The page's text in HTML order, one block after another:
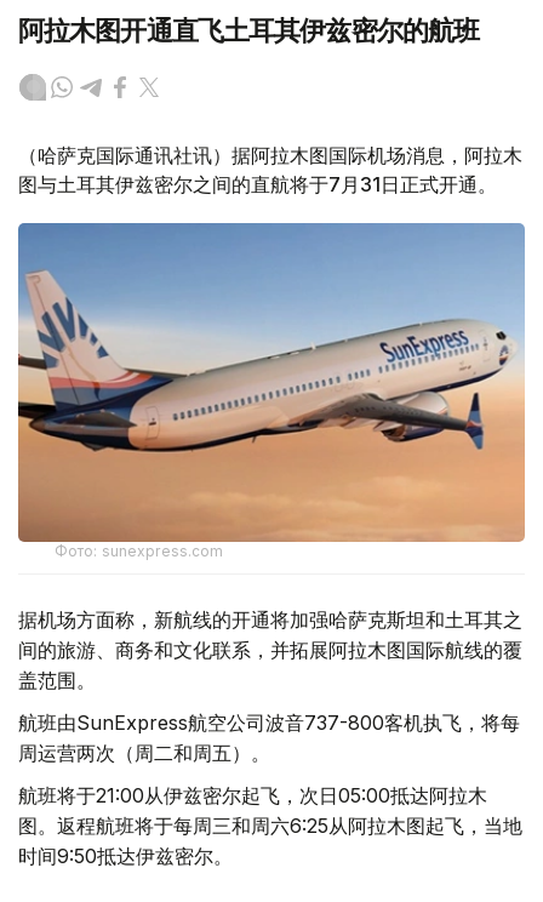
阿拉木图开通直飞土耳其伊兹密尔的航班
（哈萨克国际通讯社讯）据阿拉木图国际机场消息，阿拉木
图与土耳其伊兹密尔之间的直航将于7月31日正式开通。
Фото: sunexpress.com
据机场方面称，新航线的开通将加强哈萨克斯坦和土耳其之
间的旅游、商务和文化联系，并拓展阿拉木图国际航线的覆
盖范围。
航班由SunExpress航空公司波音737-800客机执飞，将每
周运营两次（周二和周五）。
航班将于21:00从伊兹密尔起飞，次日05:00抵达阿拉木
图。返程航班将于每周三和周六6:25从阿拉木图起飞，当地
时间9:50抵达伊兹密尔。